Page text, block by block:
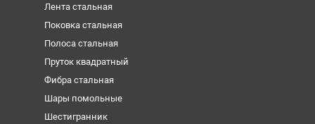
Лента стальная
Поковка стальная
Полоса стальная
Пруток квадратный
Фибра стальная
Шары помольные
Шестигранник